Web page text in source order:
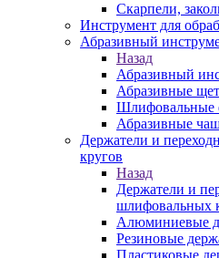
Скарпели,
Инструмент для
Абразивный
Назад
Абразивный
Абразивные
Шлифовальные
Абразивные
Держатели и
кругов
Назад
Держатели и
шлифовальных
Алюминиевые
Резиновые
Пластиковые